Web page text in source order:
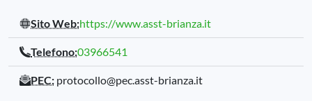
Sito Web:https://www.asst-brianza.it
Telefono:03966541
PEC: protocollo@pec.asst-brianza.it